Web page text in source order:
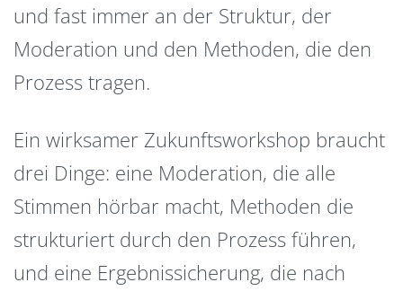
und fast immer an der Struktur, der
Moderation und den Methoden, die den
Prozess tragen.
Ein wirksamer Zukunftsworkshop braucht
drei Dinge: eine Moderation, die alle
Stimmen hörbar macht, Methoden die
strukturiert durch den Prozess führen,
und eine Ergebnissicherung, die nach